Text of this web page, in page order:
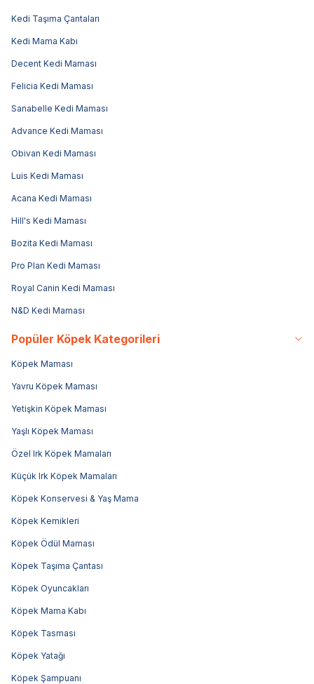
Kedi Taşıma Çantaları
Kedi Mama Kabı
Decent Kedi Maması
Felicia Kedi Maması
Sanabelle Kedi Maması
Advance Kedi Maması
Obivan Kedi Maması
Luis Kedi Maması
Acana Kedi Maması
Hill's Kedi Maması
Bozita Kedi Maması
Pro Plan Kedi Maması
Royal Canin Kedi Maması
N&D Kedi Maması
Popüler Köpek Kategorileri
Köpek Maması
Yavru Köpek Maması
Yetişkin Köpek Maması
Yaşlı Köpek Maması
Özel Irk Köpek Mamaları
Küçük Irk Köpek Mamaları
Köpek Konservesi & Yaş Mama
Köpek Kemikleri
Köpek Ödül Maması
Köpek Taşıma Çantası
Köpek Oyuncakları
Köpek Mama Kabı
Köpek Tasması
Köpek Yatağı
Köpek Şampuanı